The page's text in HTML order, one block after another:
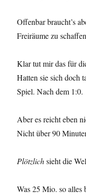
Offenbar braucht’s
Freiräume zu
Klar tut mir das für
Hatten sie sich doch
Spiel. Nach dem 1:0.
Aber es reicht eben
Nicht über 90
Plötzlichsieht die
Was 25 Mio. so alles